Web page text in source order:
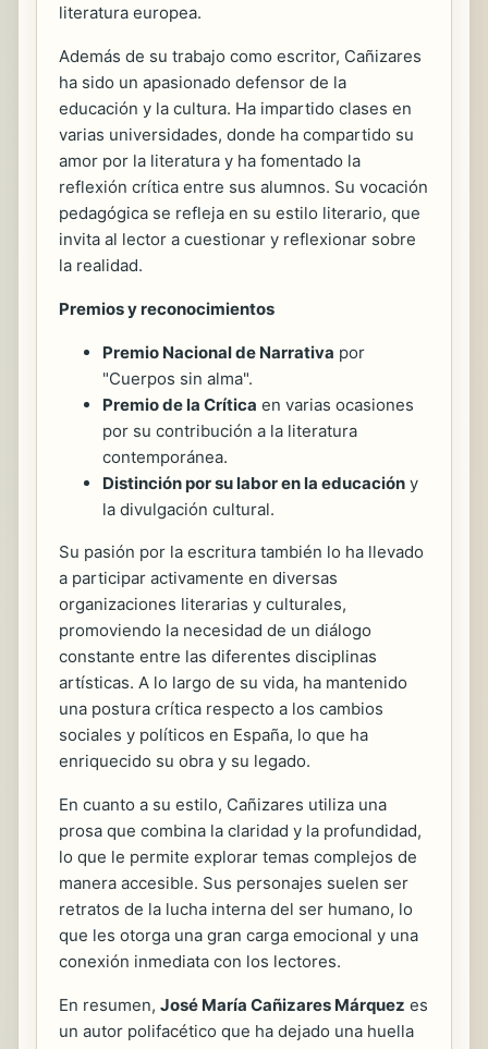
literatura europea.
Además de su trabajo como escritor, Cañizares
ha sido un apasionado defensor de la
educación y la cultura. Ha impartido clases en
varias universidades, donde ha compartido su
amor por la literatura y ha fomentado la
reflexión crítica entre sus alumnos. Su vocación
pedagógica se refleja en su estilo literario, que
invita al lector a cuestionar y reflexionar sobre
la realidad.
Premios y reconocimientos
Premio Nacional de Narrativa por
"Cuerpos sin alma".
Premio de la Crítica en varias ocasiones
por su contribución a la literatura
contemporánea.
Distinción por su labor en la educación y
la divulgación cultural.
Su pasión por la escritura también lo ha llevado
a participar activamente en diversas
organizaciones literarias y culturales,
promoviendo la necesidad de un diálogo
constante entre las diferentes disciplinas
artísticas. A lo largo de su vida, ha mantenido
una postura crítica respecto a los cambios
sociales y políticos en España, lo que ha
enriquecido su obra y su legado.
En cuanto a su estilo, Cañizares utiliza una
prosa que combina la claridad y la profundidad,
lo que le permite explorar temas complejos de
manera accesible. Sus personajes suelen ser
retratos de la lucha interna del ser humano, lo
que les otorga una gran carga emocional y una
conexión inmediata con los lectores.
En resumen, José María Cañizares Márquez es
un autor polifacético que ha dejado una huella